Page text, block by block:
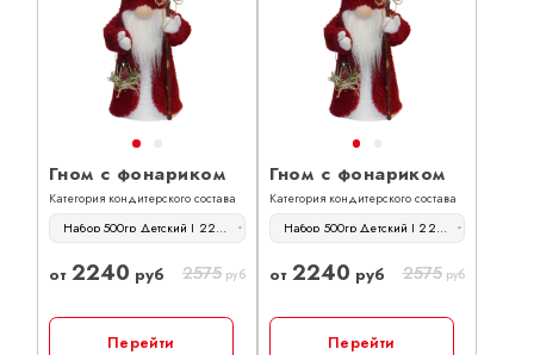
Гном с фонариком
Категория кондитерского состава
Набор 500гр Детский | 2240 руб
от 2240 руб 2575 руб
Перейти
Гном с фонариком
Категория кондитерского состава
Набор 500гр Детский | 2240 руб
от 2240 руб 2575 руб
Перейти